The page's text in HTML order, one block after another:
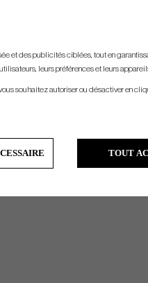
et des publicités ciblées, tout en
leurs préférences et leurs
souhaitez autoriser ou désactiver en
TOUT